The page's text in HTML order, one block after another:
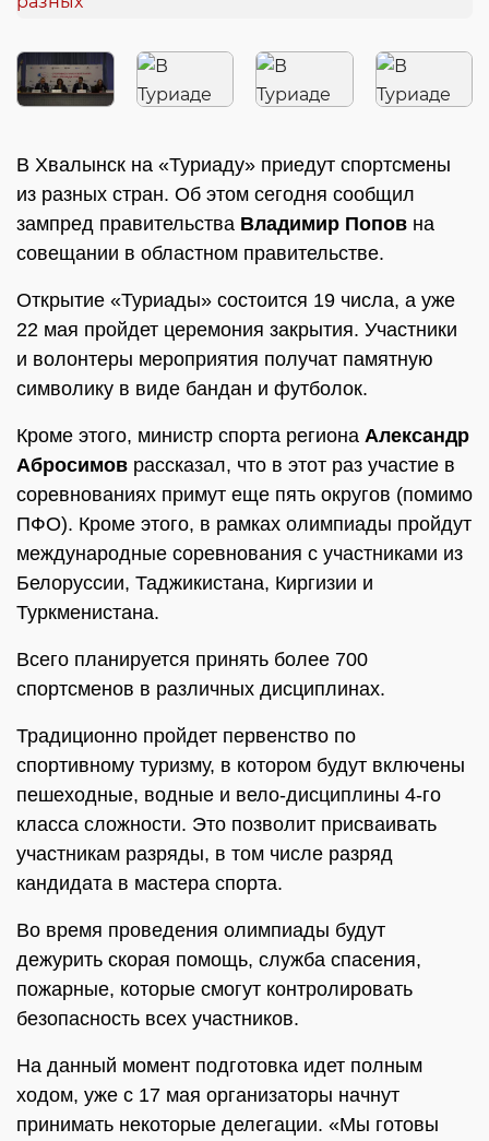
В Хвалынск на «Туриаду» приедут спортсмены
из разных стран. Об этом сегодня сообщил
зампред правительства Владимир Попов на
совещании в областном правительстве.
Открытие «Туриады» состоится 19 числа, а уже
22 мая пройдет церемония закрытия. Участники
и волонтеры мероприятия получат памятную
символику в виде бандан и футболок.
Кроме этого, министр спорта региона Александр
Абросимов рассказал, что в этот раз участие в
соревнованиях примут еще пять округов (помимо
ПФО). Кроме этого, в рамках олимпиады пройдут
международные соревнования с участниками из
Белоруссии, Таджикистана, Киргизии и
Туркменистана.
Всего планируется принять более 700
спортсменов в различных дисциплинах.
Традиционно пройдет первенство по
спортивному туризму, в котором будут включены
пешеходные, водные и вело-дисциплины 4-го
класса сложности. Это позволит присваивать
участникам разряды, в том числе разряд
кандидата в мастера спорта.
Во время проведения олимпиады будут
дежурить скорая помощь, служба спасения,
пожарные, которые смогут контролировать
безопасность всех участников.
На данный момент подготовка идет полным
ходом, уже с 17 мая организаторы начнут
принимать некоторые делегации. «Мы готовы